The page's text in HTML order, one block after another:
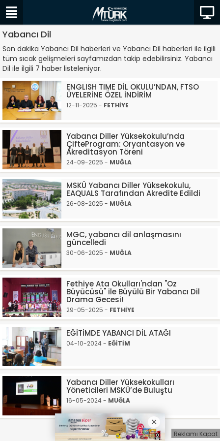
Yabancı Dil
Son dakika Yabancı Dil haberleri ve Yabancı Dil haberleri ile ilgili
tüm sıcak gelişmeleri sayfamızdan takip edebilirsiniz. Yabancı
Dil ile ilgili 7 haber listeleniyor.
ENGLISH TIME DİL OKULU’NDAN, FTSO
ÜYELERİNE ÖZEL İNDİRİM
12-11-2025 - FETHİYE
Yabancı Diller Yüksekokulu’nda
ÇifteProgram: Oryantasyon ve
Akreditasyon Töreni
24-09-2025 - MUĞLA
MSKÜ Yabancı Diller Yüksekokulu,
EAQUALS Tarafından Akredite Edildi
26-08-2025 - MUĞLA
MGC, yabancı dil anlaşmasını
güncelledi
30-06-2025 - MUĞLA
Fethiye Ata Okulları'ndan "Oz
Büyücüsü" ile Büyülü Bir Yabancı Dil
Drama Gecesi!
29-05-2025 - FETHİYE
EĞİTİMDE YABANCI DİL ATAĞI
04-10-2024 - EĞİTİM
Yabancı Diller Yüksekokulları
Yöneticileri MSKÜ’de Buluştu
16-05-2024 - MUĞLA
Reklamı Kapat